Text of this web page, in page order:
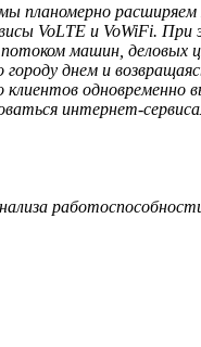
планомерно
VoLTE и VoWiFi.
потоком машин,
днем и
клиентов
интернет-